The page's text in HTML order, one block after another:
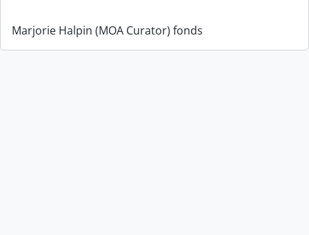
Marjorie Halpin (MOA Curator) fonds